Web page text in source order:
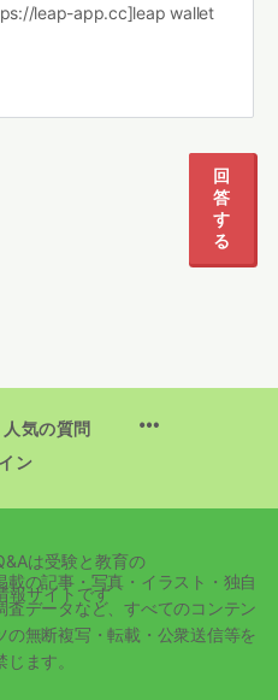
leap-app.cc]leap wallet
回
答
す
る
人気の質問
ン
は受験と教育の
報サイトです
載の記事・写真・イラスト・独自
査データなど、すべてのコンテン
の無断複写・転載・公衆送信等を
じます。